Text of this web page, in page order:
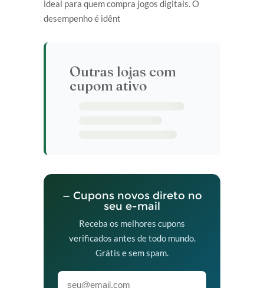
ideal para quem compra jogos digitais. O
desempenho é idênt
Outras lojas com
cupom ativo
— Cupons novos direto no
seu e-mail
Receba os melhores cupons
verificados antes de todo mundo.
Grátis e sem spam.